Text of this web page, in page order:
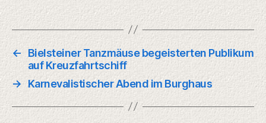
← Bielsteiner Tanzmäuse begeisterten Publikum
auf Kreuzfahrtschiff
→ Karnevalistischer Abend im Burghaus